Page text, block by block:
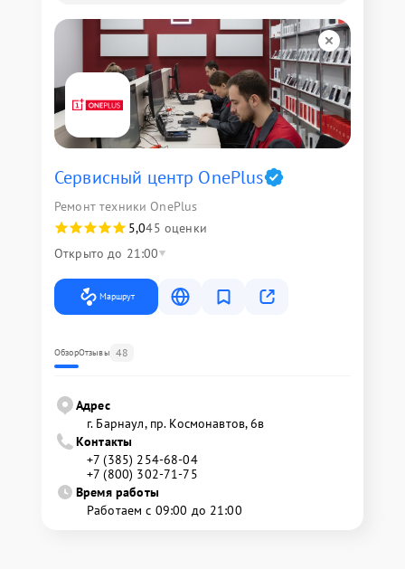
Сервисный центр OnePlus
Ремонт техники OnePlus
5,045 оценки
Открыто до 21:00
Маршрут
ОбзорОтзывы 48
Адрес
г. Барнаул, ​пр. Космонавтов, 6в
Контакты
+7 (385) 254-68-04
+7 (800) 302-71-75
Время работы
Работаем с 09:00 до 21:00